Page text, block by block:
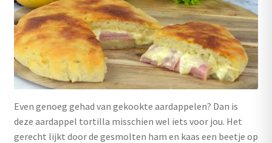
Even genoeg gehad van gekookte aardappelen? Dan is
deze aardappel tortilla misschien wel iets voor jou. Het
gerecht lijkt door de gesmolten ham en kaas een beetje op